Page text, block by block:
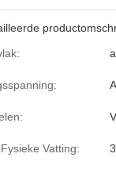
Vatting: